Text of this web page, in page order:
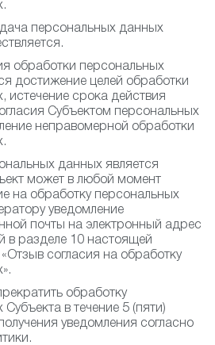
обработку биометрических
персональных данных
обработки персональных
достижение целей обработки
истечение срока действия
Субъектом
а также выявление
персональных данных.
данных является
может в любой момент
на обработку персональных
уведомление
почты на электронный адрес
в разделе 10 настоящей
согласия на обработку
обработку
в течение 5 (пяти)
уведомления согласно